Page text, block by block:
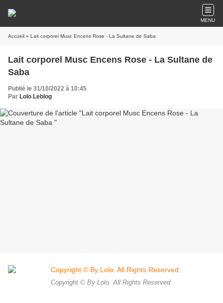
MENU
Accueil » Lait corporel Musc Encens Rose - La Sultane de Saba
Lait corporel Musc Encens Rose - La Sultane de
Saba
Publié le 31/10/2022 à 10:45
Par Lolo Leblog
Copyright © By Lolo. All Rights Reserved.